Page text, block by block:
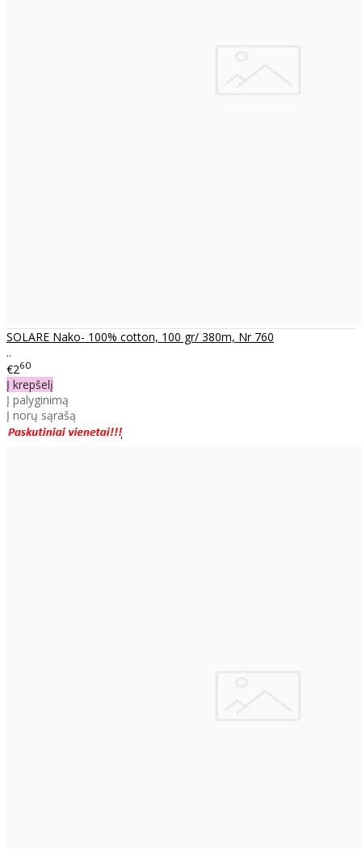
SOLARE Nako- 100% cotton, 100 gr/ 380m, Nr 760
..
€260
Į krepšelį
Į palyginimą
Į norų sąrašą